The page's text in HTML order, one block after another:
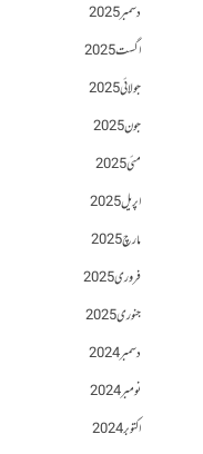
دسمبر 2025
اگست 2025
جولائی 2025
جون 2025
مئی 2025
اپریل 2025
مارچ 2025
فروری 2025
جنوری 2025
دسمبر 2024
نومبر 2024
اکتوبر 2024